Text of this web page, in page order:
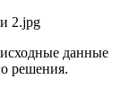
данные
решения.